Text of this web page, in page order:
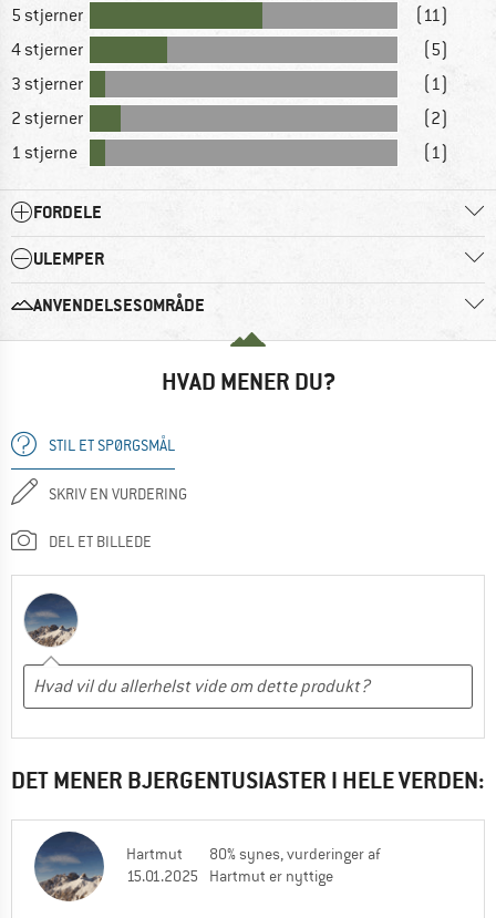
5 stjerner
(11)
4 stjerner
(5)
3 stjerner
(1)
2 stjerner
(2)
1 stjerne
(1)
FORDELE
ULEMPER
ANVENDELSESOMRÅDE
HVAD MENER DU?
STIL ET SPØRGSMÅL
SKRIV EN VURDERING
DEL ET BILLEDE
DET MENER BJERGENTUSIASTER I HELE VERDEN:
Hartmut
15.01.2025
80% synes, vurderinger af
Hartmut er nyttige